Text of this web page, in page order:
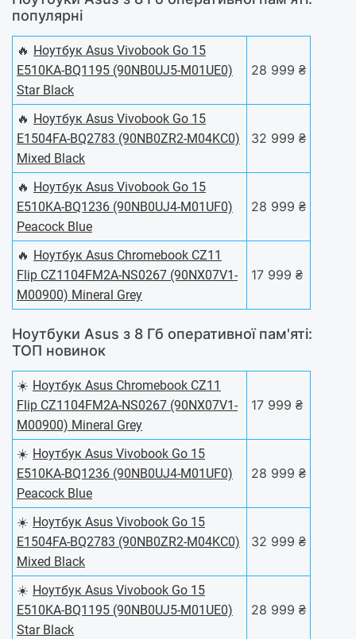
популярні
🔥 Ноутбук Asus Vivobook Go 15
E510KA-BQ1195 (90NB0UJ5-M01UE0)
Star Black
28 999 ₴
🔥 Ноутбук Asus Vivobook Go 15
E1504FA-BQ2783 (90NB0ZR2-M04KC0)
Mixed Black
32 999 ₴
🔥 Ноутбук Asus Vivobook Go 15
E510KA-BQ1236 (90NB0UJ4-M01UF0)
Peacock Blue
28 999 ₴
🔥 Ноутбук Asus Chromebook CZ11
Flip CZ1104FM2A-NS0267 (90NX07V1-
M00900) Mineral Grey
17 999 ₴
Ноутбуки Asus з 8 Гб оперативної пам'яті:
ТОП новинок
☀️ Ноутбук Asus Chromebook CZ11
Flip CZ1104FM2A-NS0267 (90NX07V1-
M00900) Mineral Grey
17 999 ₴
☀️ Ноутбук Asus Vivobook Go 15
E510KA-BQ1236 (90NB0UJ4-M01UF0)
Peacock Blue
28 999 ₴
☀️ Ноутбук Asus Vivobook Go 15
E1504FA-BQ2783 (90NB0ZR2-M04KC0)
Mixed Black
32 999 ₴
☀️ Ноутбук Asus Vivobook Go 15
E510KA-BQ1195 (90NB0UJ5-M01UE0)
Star Black
28 999 ₴